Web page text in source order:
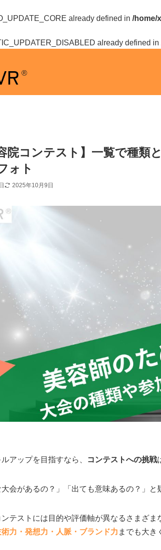
already defined in /home/
already defined in
院コンテスト】一覧で種類
ォト
2025年10月9日
アップを目指すなら、 コンテストへの挑戦
会があるの？」「出ても意味あるの？」と
テストには目的や評価軸が異なるさまざま
術力・発想力・人脈・ブランド力 までも大き